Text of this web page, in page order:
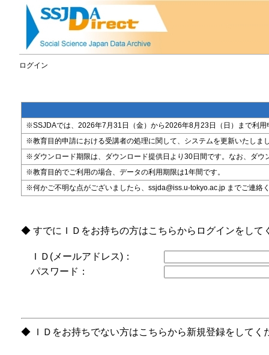
ログイン
※SSJDAでは、2026年7月31日（金）から2026年8月23日（日）まで利
※教育目的申請における受講者の処理に関して、システムを更新いたしま
※ダウンロード期限は、ダウンロード提供日より30日間です。なお、ダ
※教育目的でご利用の場合、データの利用期限は1年間です。
※何かご不明な点がございましたら、ssjda@iss.u-tokyo.ac.jp までご連絡
◆ すでにＩＤをお持ちの方はこちらからログインをして
ＩＤ(メールアドレス)：
パスワード：
◆ ＩＤをお持ちでない方はこちらから新規登録をしてく